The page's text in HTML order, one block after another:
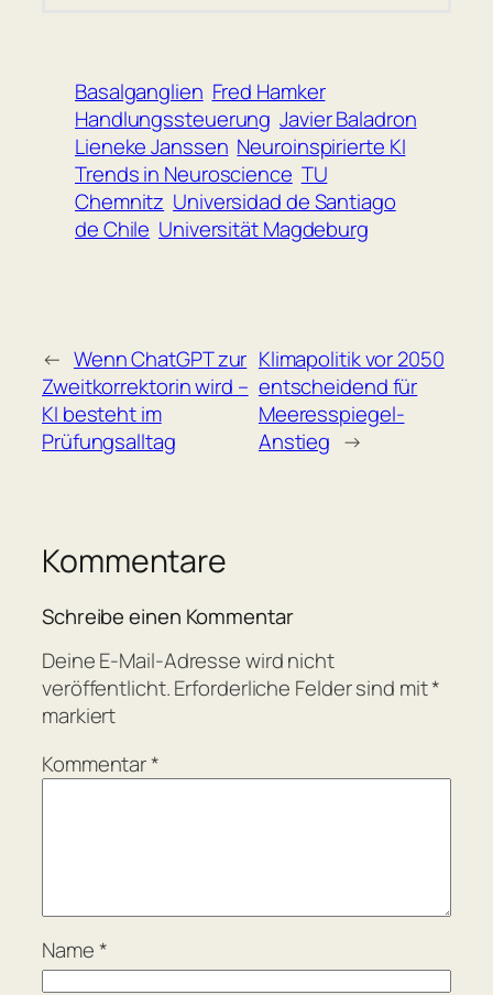
Basalganglien Fred Hamker
Handlungssteuerung Javier Baladron
Lieneke Janssen Neuroinspirierte KI
Trends in Neuroscience TU
Chemnitz Universidad de Santiago
de Chile Universität Magdeburg
← Wenn ChatGPT zur
Zweitkorrektorin wird –
KI besteht im
Prüfungsalltag
Klimapolitik vor 2050
entscheidend für
Meeresspiegel-
Anstieg →
Kommentare
Schreibe einen Kommentar
Deine E-Mail-Adresse wird nicht
veröffentlicht.Erforderliche Felder sind mit*
markiert
Kommentar*
Name*